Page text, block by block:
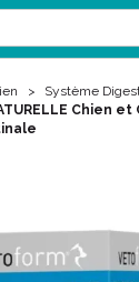
Système
Chien